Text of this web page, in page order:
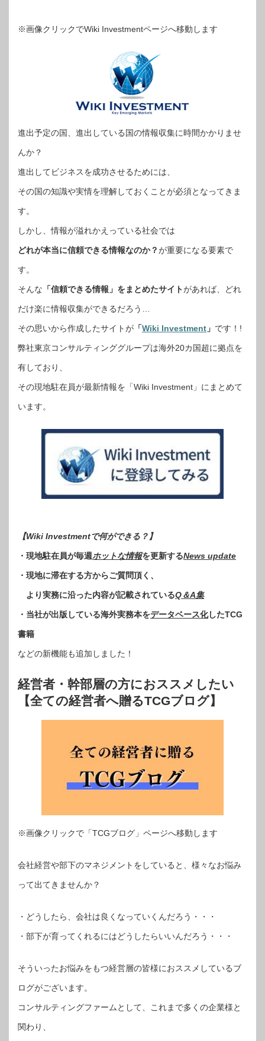
※画像クリックでWiki Investmentページへ移動します
進出予定の国、進出している国の情報収集に時間かかりませ
んか？
進出してビジネスを成功させるためには、
その国の知識や実情を理解しておくことが必須となってきま
す。
しかし、情報が溢れかえっている社会では
どれが本当に信頼できる情報なのか？が重要になる要素で
す。
そんな 「信頼できる情報」をまとめたサイトがあれば、どれ
だけ楽に情報収集ができるだろう…
その思いから作成したサイトが 「Wiki Investment 」 です！!
弊社東京コンサルティンググループは海外20カ国超に拠点を
有しており、
その現地駐在員が最新情報を「Wiki Investment」にまとめて
います。
【Wiki Investmentで何ができる？】
・現地駐在員が毎週ホットな情報を更新するNews update
・現地に滞在する方からご質問頂く、
より実務に沿った内容が記載されているQ＆A集
・当社が出版している海外実務本をデータベース化したTCG
書籍
などの新機能も追加しました！
経営者・幹部層の方におススメしたい
【全ての経営者へ贈るTCGブログ】
※画像クリックで「TCGブログ」ページへ移動します
会社経営や部下のマネジメントをしていると、様々なお悩み
って出てきませんか？
・どうしたら、会社は良くなっていくんだろう・・・
・部下が育ってくれるにはどうしたらいいんだろう・・・
そういったお悩みをもつ経営層の皆様におススメしているブ
ログがございます。
コンサルティングファームとして、これまで多くの企業様と
関わり、